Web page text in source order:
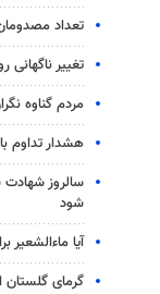
تعداد مصدومان
تغییر
مردم گناوه
هشدار تداوم
سالروز
شود
آیا
گرمای گلستان